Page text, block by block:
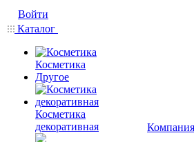
Войти
Каталог
Косметика
Другое
Косметика
декоративная
Компания